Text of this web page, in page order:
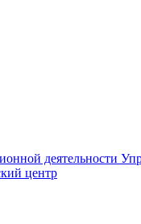
деятельности
центр